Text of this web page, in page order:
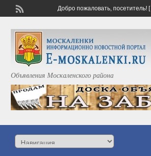
Добро пожаловать, посетитель![
Объявления Москаленского района